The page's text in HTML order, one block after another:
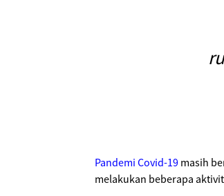
Pandemi Covid-19 masih
melakukan beberapa